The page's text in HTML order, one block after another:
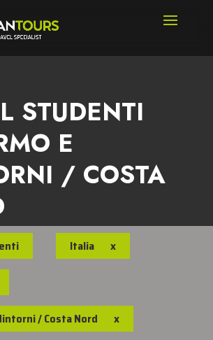
STUDENTI
E
/ COSTA
Italia x
/ Costa Nord x